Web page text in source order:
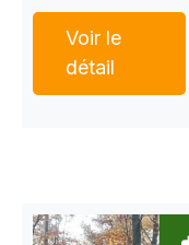
Voir le
détail